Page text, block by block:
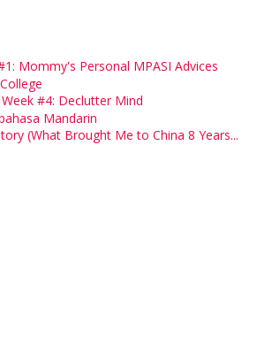
Mommy's Personal MPASI Advices
#4: Declutter Mind
Mandarin
(What Brought Me to China 8 Years...